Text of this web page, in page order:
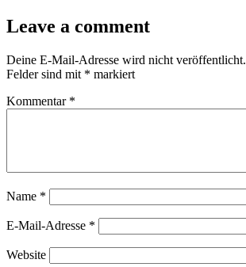
Leave a comment
Deine E-Mail-Adresse wird nicht veröffentlicht.
Felder sind mit * markiert
Kommentar *
Name *
E-Mail-Adresse *
Website